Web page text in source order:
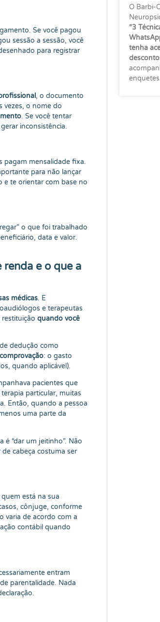
Se você pagou
sessão a sessão, você
para registrar
, o documento
vezes, o nome do
. Se você tentar
inconsistência.
pagam mensalidade fixa.
para não lançar
e te orientar com base no
o que foi trabalhado
data e valor.
e o que a
médicas. E
e terapeutas
quando você
dedução como
comprovação: o gasto
quando aplicável).
pacientes que
particular, muitas
Então, quando a pessoa
uma parte da
“dar um jeitinho”. Não
cabeça costuma ser
está na sua
cônjuge, conforme
varia de acordo com a
contábil quando
entram
parentalidade. Nada
O Barbi-
“3
tenha